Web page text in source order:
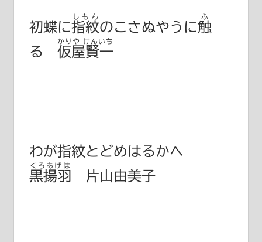
初蝶に指紋
しもん
のこさぬやうに触
ふ
る 仮屋賢一
かりや けんいち
わが指紋とどめはるかへ
黒揚羽
くろあげは
片山由美子